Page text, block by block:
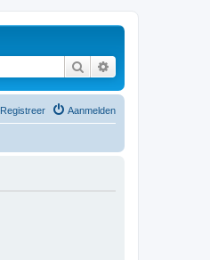
Zoek
Aanmelden
Registreer